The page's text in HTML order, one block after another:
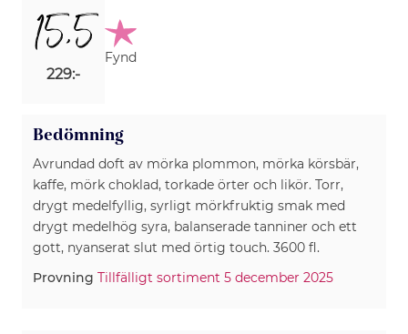
15,5
229:-
Fynd
Bedömning
Avrundad doft av mörka plommon, mörka körsbär,
kaffe, mörk choklad, torkade örter och likör. Torr,
drygt medelfyllig, syrligt mörkfruktig smak med
drygt medelhög syra, balanserade tanniner och ett
gott, nyanserat slut med örtig touch. 3600 fl.
Provning Tillfälligt sortiment 5 december 2025